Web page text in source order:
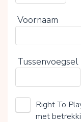
Voornaam
Tussenvoegsel
Right To
met